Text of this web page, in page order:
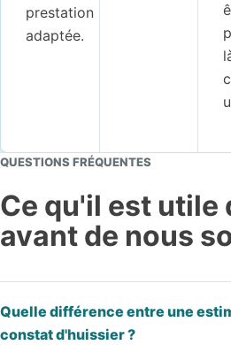
prestation
adaptée.
QUESTIONS FRÉQUENTES
Ce qu'il est utile
avant de nous
Quelle différence entre une
constat d'huissier ?